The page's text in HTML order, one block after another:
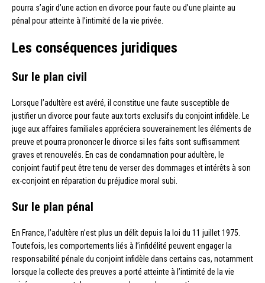
pourra s’agir d’une action en divorce pour faute ou d’une plainte au
pénal pour atteinte à l’intimité de la vie privée.
Les conséquences juridiques
Sur le plan civil
Lorsque l’adultère est avéré, il constitue une faute susceptible de
justifier un divorce pour faute aux torts exclusifs du conjoint infidèle. Le
juge aux affaires familiales appréciera souverainement les éléments de
preuve et pourra prononcer le divorce si les faits sont suffisamment
graves et renouvelés. En cas de condamnation pour adultère, le
conjoint fautif peut être tenu de verser des dommages et intérêts à son
ex-conjoint en réparation du préjudice moral subi.
Sur le plan pénal
En France, l’adultère n’est plus un délit depuis la loi du 11 juillet 1975.
Toutefois, les comportements liés à l’infidélité peuvent engager la
responsabilité pénale du conjoint infidèle dans certains cas, notamment
lorsque la collecte des preuves a porté atteinte à l’intimité de la vie